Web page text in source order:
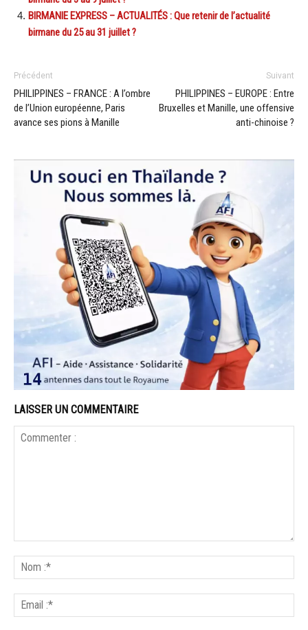
BIRMANIE EXPRESS – ACTUALITÉS : Que retenir de l’actualité
birmane du 25 au 31 juillet ?
Précédent
PHILIPPINES – FRANCE : A l’ombre
de l’Union européenne, Paris
avance ses pions à Manille
Suivant
PHILIPPINES – EUROPE : Entre
Bruxelles et Manille, une offensive
anti-chinoise ?
LAISSER UN COMMENTAIRE